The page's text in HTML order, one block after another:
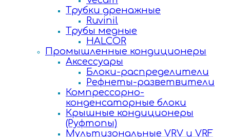
Трубки дренажные
Ruvinil
Трубы медные
HALCOR
Промышленные кондиционеры
Аксессуары
Блоки-распределители
Рефнеты-разветвители
Компрессорно-
конденсаторные блоки
Крышные кондиционеры
(Руфтопы)
Мультизональные VRV и VRF